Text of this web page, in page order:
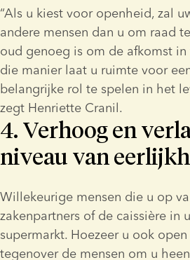
“Als u kiest voor openheid, zal
andere mensen dan u om raad
oud genoeg is om de afkomst
die manier laat u ruimte voor
belangrijke rol te spelen in het
zegt Henriette Cranil.
4. Verhoog en
niveau van
Willekeurige mensen die u op
zakenpartners of de caissière in
supermarkt. Hoezeer u ook
tegenover de mensen om u